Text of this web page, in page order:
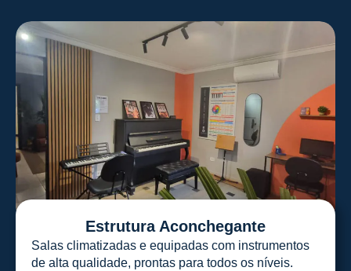
Estrutura Aconchegante
Salas climatizadas e equipadas com instrumentos
de alta qualidade, prontas para todos os níveis.